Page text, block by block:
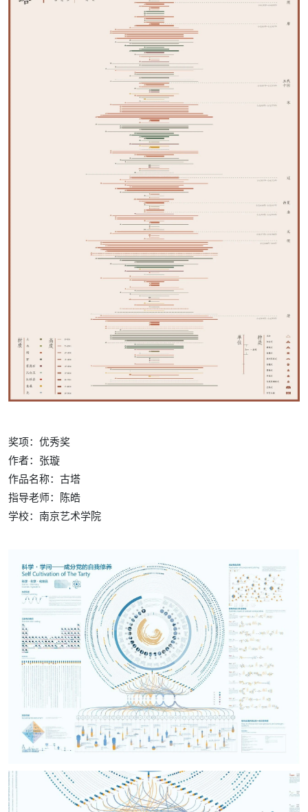
奖项：优秀奖
作者：张璇
作品名称：古塔
指导老师：陈皓
学校： 南京艺术学院